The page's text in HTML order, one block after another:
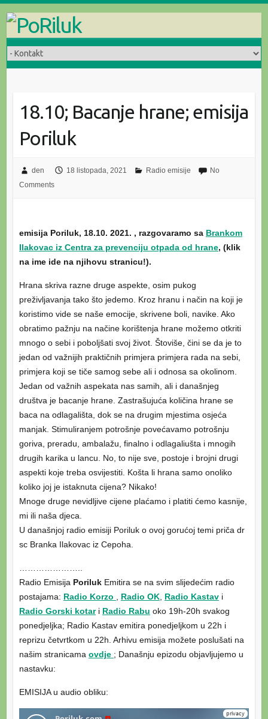
content
18.10; Bacanje hrane; emisija
Poriluk
den 18 listopada, 2021 Radio emisije
No
Comments
emisija Poriluk, 18.10. 2021. , razgovaramo sa Brankom
Ilakovac iz Centra za prevenciju otpada od hrane, (klik
na ime ide na njihovu stranicu!).
Hrana skriva razne druge aspekte, osim pukog
preživljavanja tako što jedemo. Kroz hranu i način na koji je
koristimo vide se naše emocije, skrivene boli, navike. Ako
obratimo pažnju na načine korištenja hrane možemo otkriti
mnogo o sebi i poboljšati svoj život. Štoviše, čini se da je to
jedan od važnijih praktičnih primjera primjera rada na sebi,
primjera koji se tiče samog sebe ali i odnosa sa okolinom.
Jedan od važnih aspekata nas samih, ali i današnjeg
društva je bacanje hrane. Zastrašujuća količina hrane se
baca na odlagališta, dok se na drugim mjestima osjeća
manjak. Stimuliranjem potrošnje povećavamo potrošnju
goriva, preradu, ambalažu, finalno i odlagaliušta i mnogih
drugih karika u lancu. No, to nije sve, postoje i brojni drugi
aspekti koje treba osvijestiti. Košta li hrana samo onoliko
koliko joj je istaknuta cijena? Nikako!
Mnoge druge nevidljive cijene plaćamo i platiti ćemo kasnije,
mi ili naša djeca.
U današnjoj radio emisiji Poriluk o ovoj gorućoj temi priča dr
sc Branka Ilakovac iz Cepoha.
Radio Emisija PorilukEmitira se na svim slijedećim radio
postajama: Radio Korzo Radio OK, Radio Kastavi
Radio Gorski kotari Radio Rabu oko 19h-20h svakog
ponedjeljka; Radio Kastav emitira ponedjeljkom u 22h i
reprizu četvrtkom u 22h. Arhivu emisija možete poslušati na
našim stranicama ovdje ; Današnju epizodu objavljujemo u
nastavku:
EMISIJA u audio obliku: